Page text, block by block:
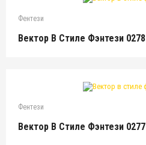
Фентези
Вектор В Стиле Фэнтези 0278
Фентези
Вектор В Стиле Фэнтези 0277